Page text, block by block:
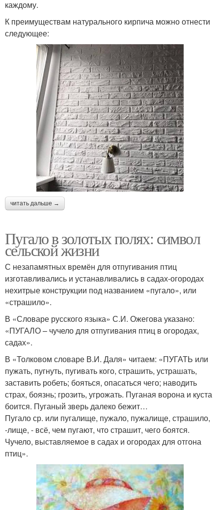
каждому.
К преимуществам натурального кирпича можно отнести
следующее:
читать дальше →
Пугало в золотых полях: символ
сельской жизни
С незапамятных времён для отпугивания птиц
изготавливались и устанавливались в садах-огородах
нехитрые конструкции под названием «пугало», или
«страшило».
В «Словаре русского языка» С.И. Ожегова указано:
«ПУГАЛО – чучело для отпугивания птиц в огородах,
садах».
В «Толковом словаре В.И. Даля» читаем: «ПУГАТЬ или
пужать, пугнуть, пугивать кого, страшить, устрашать,
заставить робеть; бояться, опасаться чего; наводить
страх, боязнь; грозить, угрожать. Пуганая ворона и куста
боится. Пуганый зверь далеко бежит…
Пугало ср. или пугалище, пужало, пужалище, страшило,
-лище, - всё, чем пугают, что страшит, чего боятся.
Чучело, выставляемое в садах и огородах для отгона
птиц».